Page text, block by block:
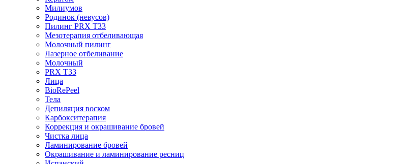
Милиумов
Родинок (невусов)
Пилинг PRX T33
Мезотерапия отбеливающая
Молочный пилинг
Лазерное отбеливание
Молочный
PRX T33
Лица
BioRePeel
Тела
Депиляция воском
Карбокситерапия
Коррекция и окрашивание бровей
Чистка лица
Ламинирование бровей
Окрашивание и ламинирование ресниц